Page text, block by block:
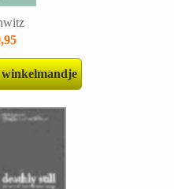
winkelmandje